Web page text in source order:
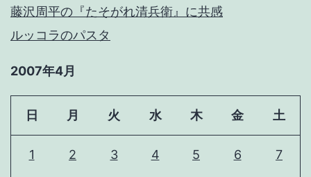
藤沢周平の『たそがれ清兵衛』に共感
ルッコラのパスタ
2007年4月
日 月 火 水 木 金 土
1 2 3 4 5 6 7